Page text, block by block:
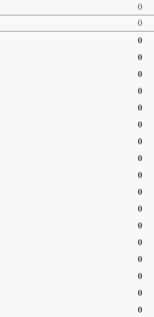
0
0
0
0
0
0
0
0
0
0
0
0
0
0
0
0
0
0
0